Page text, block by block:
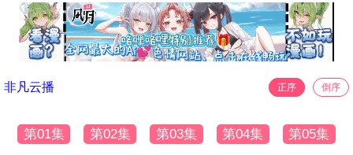
非凡云播 正序 倒序
第01集 第02集 第03集 第04集 第05集